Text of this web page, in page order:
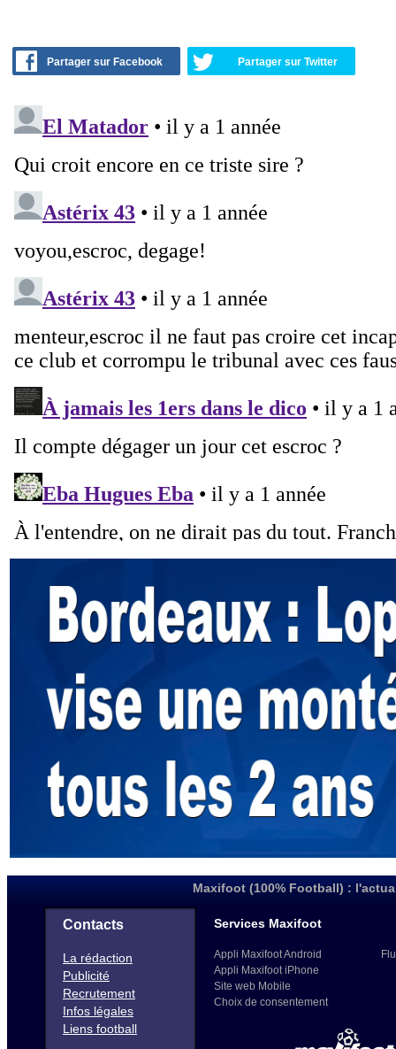
Partager sur Facebook Partager sur Twitter
Maxifoot (100% Football) :
Contacts
La rédaction
Publicité
Recrutement
Infos légales
Liens football
Services Maxifoot
Appli Maxifoot Android
Appli Maxifoot iPhone
Site web Mobile
Choix de consentement